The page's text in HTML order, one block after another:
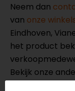
Neem dan
van onze
Eindhoven,
het product
Bekijk onze